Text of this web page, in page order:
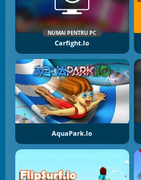
NUMAI PENTRU PC
Carfight.io
AquaPark.io